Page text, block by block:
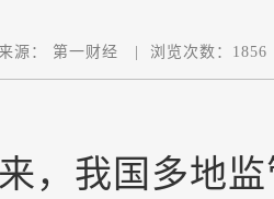
源： 第一财经 浏览次数： 1856
我国多地监